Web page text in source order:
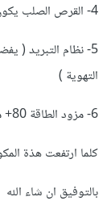
4- القرص الصلب يكون ssd ( ابتعد عن sas, sata )
5- نظام التبريد (
التهوية )
6- مزود الطاقة 80+ من ماركة معروفة ويكون الوات الفعلى مناسب للقطع
كلما ارتفعت هذة
بالتوفيق ان شاء الله